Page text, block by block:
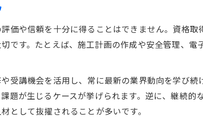
土木施工管理技士資格と現場経験の関係性
技術士など国家資格との効果的な組み合わせ
国家資格と福井県土木計画資格の違いを整理
価や信頼を十分に得ることはできません。資格
です。たとえば、施工計画の作成や安全管理、
受講機会を活用し、常に最新の業界動向を学び
題が生じるケースが挙げられます。逆に、継続
として抜擢されることが多いです。